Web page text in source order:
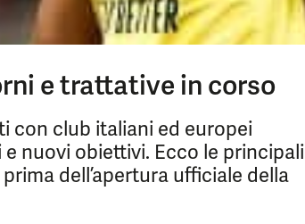
e trattative in corso
con club italiani ed europei
nuovi obiettivi. Ecco le principali
dell’apertura ufficiale della